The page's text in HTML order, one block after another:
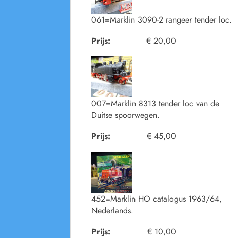
061=Marklin 3090-2 rangeer tender loc.
Prijs:
€ 20,00
007=Marklin 8313 tender loc van de
Duitse spoorwegen.
Prijs:
€ 45,00
452=Marklin HO catalogus 1963/64,
Nederlands.
Prijs:
€ 10,00